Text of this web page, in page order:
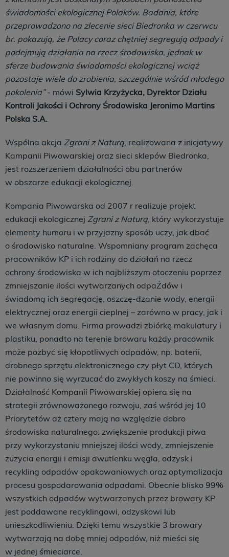
świadomości ekologicznej Polaków. Badania, które
przeprowadzono na zlecenie sieci Biedronka w czerwcu
br. pokazują, że Polacy coraz chętniej segregują odpady i
podejmują działania na rzecz środowiska, jednak w
sferze budowania świadomości ekologicznej wciąż
pozostaje wiele do zrobienia, szczególnie wśród młodego
pokolenia”- mówi Sylwia Krzyżycka, Dyrektor Działu
Kontroli Jakości i Ochrony Środowiska Jeronimo Martins
Polska S.A.
Wspólna akcja Zgrani z Naturą, realizowana z inicjatywy
Kampanii Piwowarskiej oraz sieci sklepów Biedronka,
jest rozszerzeniem działalności obu partnerów
w obszarze edukacji ekologicznej.
Kompania Piwowarska od 2007 r realizuje projekt
edukacji ekologicznej Zgrani z Naturą, który wykorzystuje
elementy humoru i w przyjazny sposób uczy, jak dbać
o środowisko naturalne. Wspomniany program zachęca
pracowników KP i ich rodziny do działań na rzecz
ochrony środowiska w ich najbliższym otoczeniu poprzez
zmniejszanie ilości wytwarzanych odpaŹdów i
świadomą ich segregację, oszczę-dzanie wody, energii
elektrycznej oraz energii cieplnej – zarówno w pracy, jak i
we własnym domu. Firma prowadzi zbiórkę makulatury i
plastiku, ponadto na terenie browaru każdy pracownik
może pozbyć się kłopotliwych odpadów, np. baterii,
drobnego sprzętu elektronicznego czy płyt CD, których
nie powinno się wyrzucać do zwykłych koszy na śmieci.
Działalność Kompanii Piwowarskiej opiera się na
strategii zrównoważonego rozwoju, zaś wśród jej 10
Priorytetów aż cztery mają na względzie dobro
środowiska naturalnego: zwiększenie produkcji piwa
przy wykorzystaniu mniejszej ilości wody, zmniejszenie
zużycia energii i emisji dwutlenku węgla, odzysk i
recykling odpadów opakowaniowych oraz optymalizacja
procesu gospodarowania odpadami. Obecnie blisko 99%
wszystkich odpadów wytwarzanych przez browary KP
jest poddawane recyklingowi, odzyskowi lub
unieszkodliwieniu. Dzięki temu wszystkie 3 browary
wytwarzają na dobę mniej odpadów, niż mieści się
w jednej śmieciarce.